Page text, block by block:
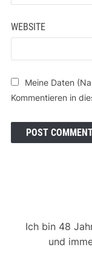
WEBSITE
Meine Daten
Kommentieren in
Ich bin 48
und